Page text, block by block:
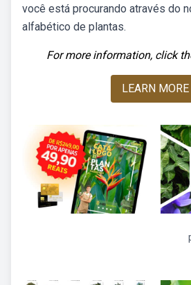
você está procurando através do
alfabético de plantas.
For more information, click
LEARN MORE